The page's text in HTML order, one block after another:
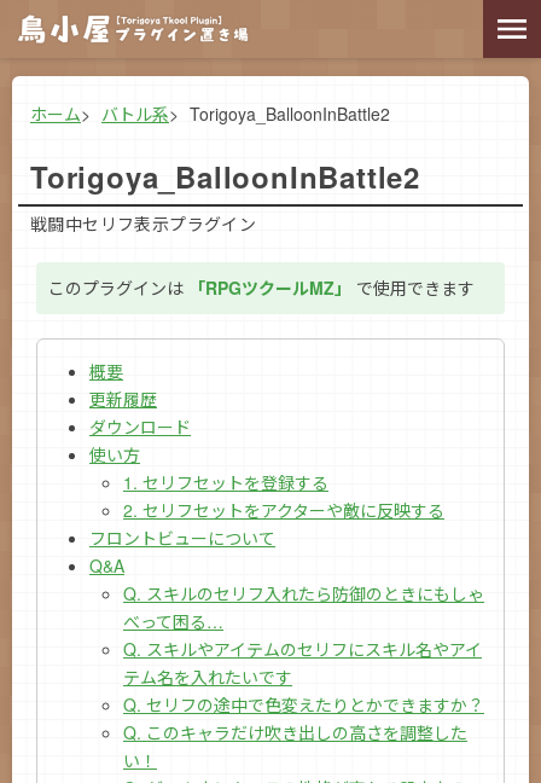
ホーム バトル系 Torigoya_BalloonInBattle2
Torigoya_BalloonInBattle2
戦闘中セリフ表示プラグイン
このプラグインは 「RPGツクールMZ」 で使用できます
概要
更新履歴
ダウンロード
使い方
1. セリフセットを登録する
2. セリフセットをアクターや敵に反映する
フロントビューについて
Q&A
Q. スキルのセリフ入れたら防御のときにもしゃ
べって困る…
Q. スキルやアイテムのセリフにスキル名やアイ
テム名を入れたいです
Q. セリフの途中で色変えたりとかできますか？
Q. このキャラだけ吹き出しの高さを調整した
い！